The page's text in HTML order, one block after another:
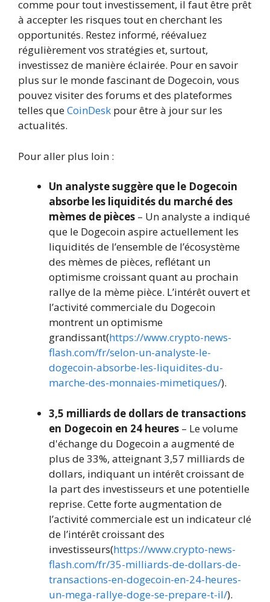
comme pour tout investissement, il faut être prêt
à accepter les risques tout en cherchant les
opportunités. Restez informé, réévaluez
régulièrement vos stratégies et, surtout,
investissez de manière éclairée. Pour en savoir
plus sur le monde fascinant de Dogecoin, vous
pouvez visiter des forums et des plateformes
telles queCoinDesk pour être à jour sur les
actualités.
Pour aller plus loin :
Un analyste suggère que le Dogecoin
absorbe les liquidités du marché des
mèmes de pièces – Un analyste a indiqué
que le Dogecoin aspire actuellement les
liquidités de l’ensemble de l’écosystème
des mèmes de pièces, reflétant un
optimisme croissant quant au prochain
rallye de la mème pièce. L’intérêt ouvert et
l’activité commerciale du Dogecoin
montrent un optimisme
grandissant(https://www.crypto-news-
flash.com/fr/selon-un-analyste-le-
dogecoin-absorbe-les-liquidites-du-
marche-des-monnaies-mimetiques/).
3,5 milliards de dollars de transactions
en Dogecoin en 24 heures – Le volume
d'échange du Dogecoin a augmenté de
plus de 33%, atteignant 3,57 milliards de
dollars, indiquant un intérêt croissant de
la part des investisseurs et une potentielle
reprise. Cette forte augmentation de
l’activité commerciale est un indicateur clé
de l’intérêt croissant des
investisseurs(https://www.crypto-news-
flash.com/fr/35-milliards-de-dollars-de-
transactions-en-dogecoin-en-24-heures-
un-mega-rallye-doge-se-prepare-t-il/).